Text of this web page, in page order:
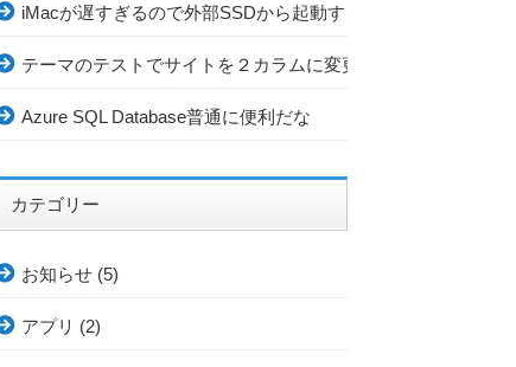
iMacが遅すぎるので外部SSDから起動する様にしてみたら
テーマのテストでサイトを２カラムに変更
Azure SQL Database普通に便利だな
カテゴリー
お知らせ (5)
アプリ (2)